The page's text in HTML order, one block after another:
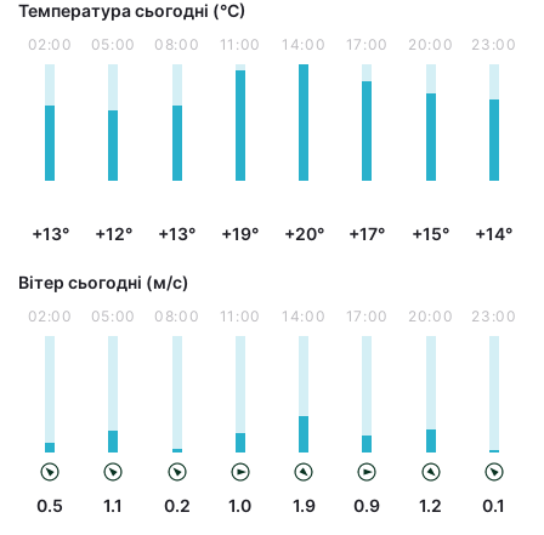
Температура сьогодні (°С)
02:00
+13°
05:00
+12°
08:00
+13°
11:00
+19°
14:00
+20°
17:00
+17°
20:00
+15°
23:00
+14°
Вітер сьогодні (м/с)
02:00
0.5
05:00
1.1
08:00
0.2
11:00
1.0
14:00
1.9
17:00
0.9
20:00
1.2
23:00
0.1